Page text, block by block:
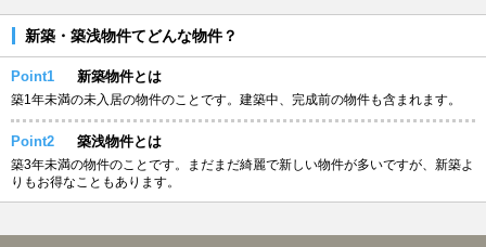
新築・築浅物件てどんな物件？
Point1 新築物件とは
築1年未満の未入居の物件のことです。建築中、完成前の物件も含まれます。
Point2 築浅物件とは
築3年未満の物件のことです。まだまだ綺麗で新しい物件が多いですが、新築よ
りもお得なこともあります。